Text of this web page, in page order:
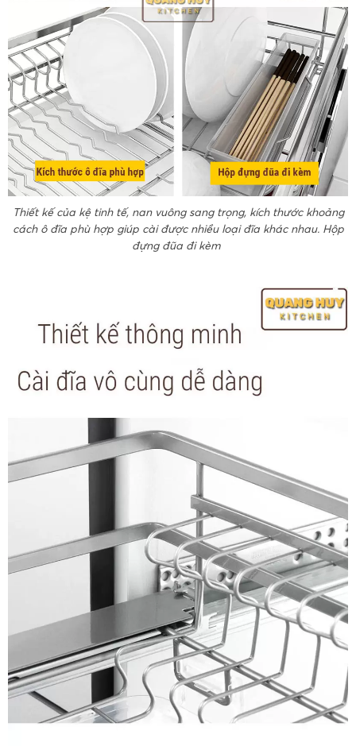
Thiết kế của kệ tinh tế, nan vuông sang trọng, kích thước khoảng
cách ô đĩa phù hợp giúp cài được nhiều loại đĩa khác nhau. Hộp
đựng đũa đi kèm